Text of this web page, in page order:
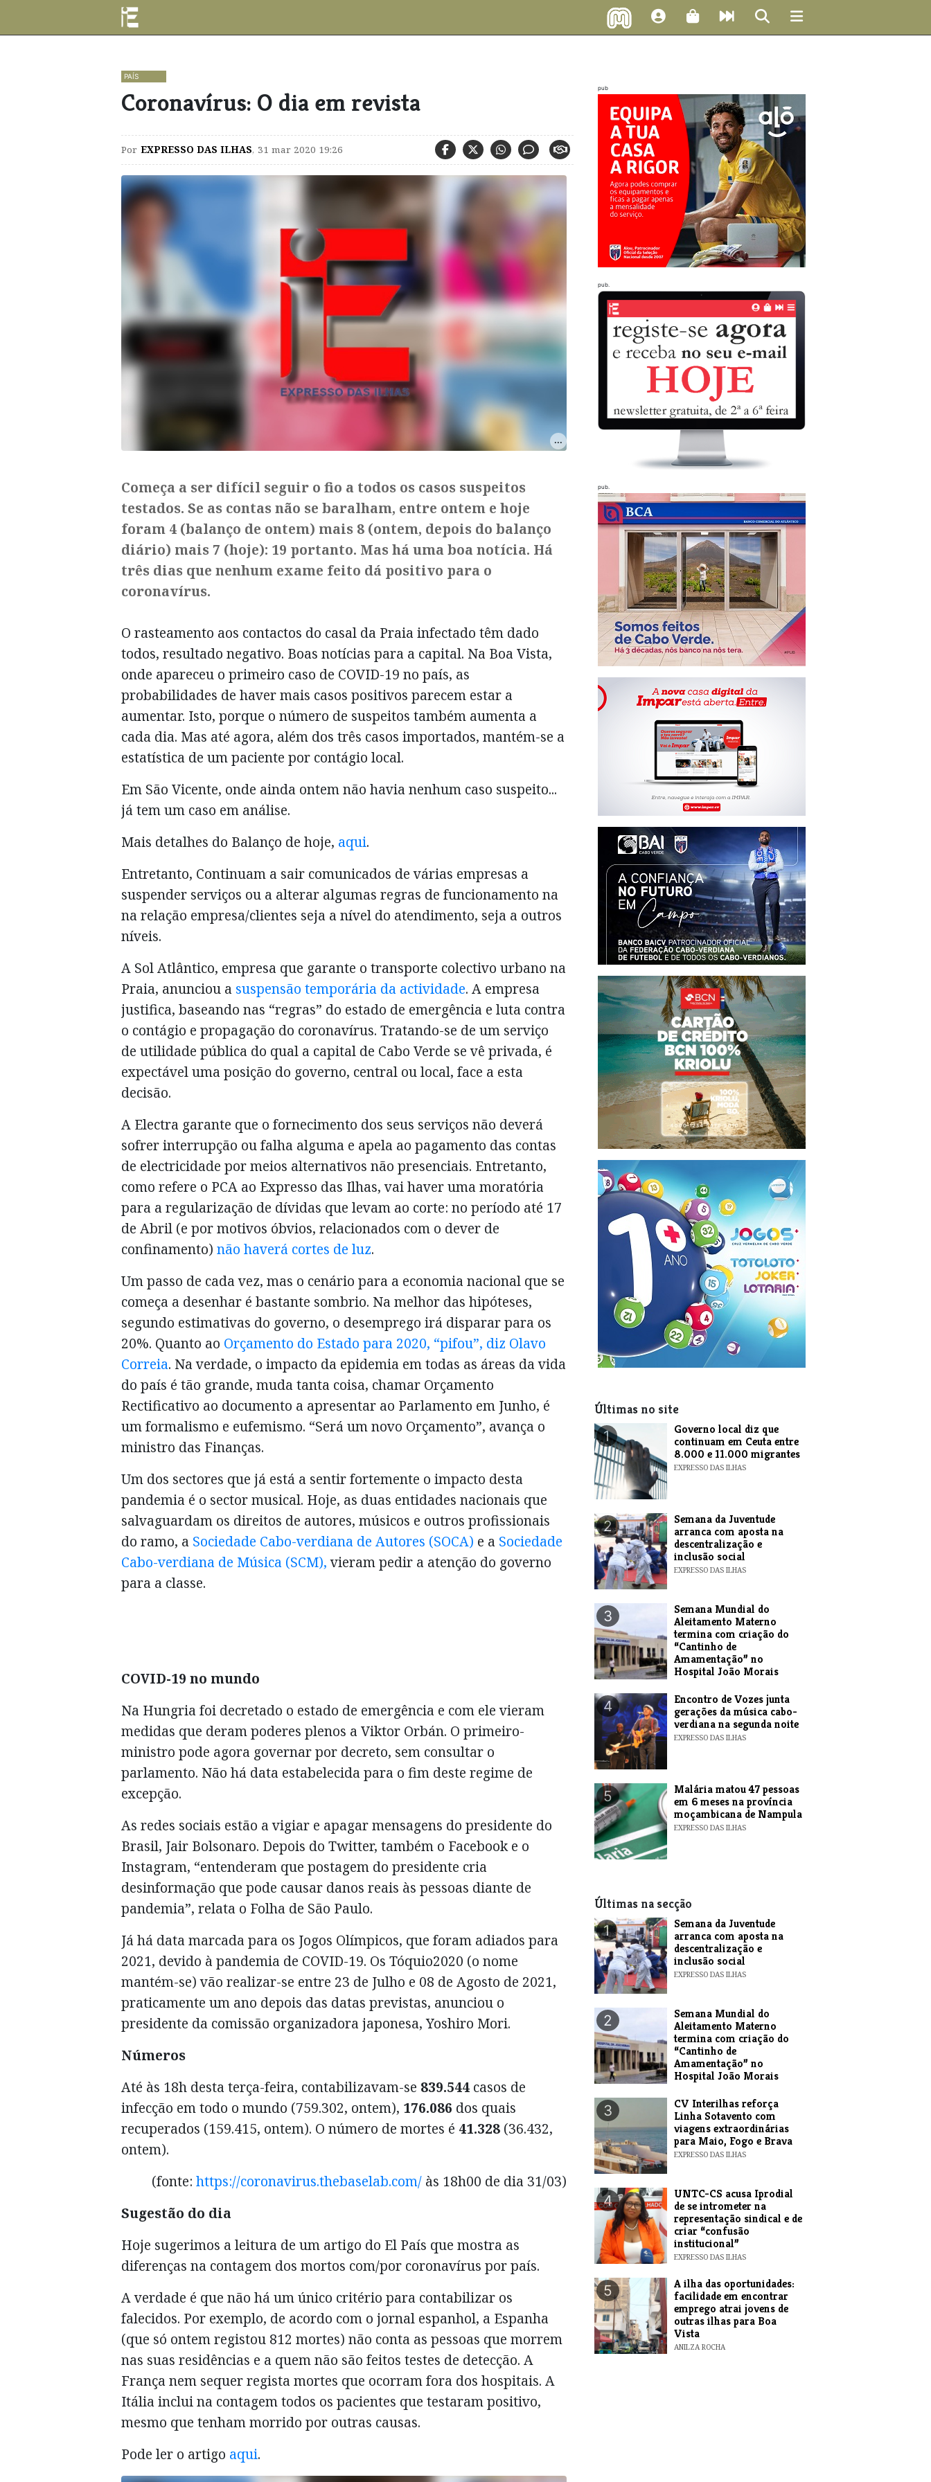
PAÍS
Coronavírus: O dia em revista
Por EXPRESSO DAS ILHAS, 31 mar 2020 19:26
Começa a ser difícil seguir o fio a todos os casos suspeitos
testados. Se as contas não se baralham, entre ontem e hoje
foram 4 (balanço de ontem) mais 8 (ontem, depois do balanço
diário) mais 7 (hoje): 19 portanto. Mas há uma boa notícia. Há
três dias que nenhum exame feito dá positivo para o
coronavírus.
O rasteamento aos contactos do casal da Praia infectado têm dado
todos, resultado negativo. Boas notícias para a capital. Na Boa Vista,
onde apareceu o primeiro caso de COVID-19 no país, as
probabilidades de haver mais casos positivos parecem estar a
aumentar. Isto, porque o número de suspeitos também aumenta a
cada dia. Mas até agora, além dos três casos importados, mantém-se a
estatística de um paciente por contágio local.
Em São Vicente, onde ainda ontem não havia nenhum caso suspeito...
já tem um caso em análise.
Mais detalhes do Balanço de hoje, aqui.
Entretanto, Continuam a sair comunicados de várias empresas a
suspender serviços ou a alterar algumas regras de funcionamento na
na relação empresa/clientes seja a nível do atendimento, seja a outros
níveis.
A Sol Atlântico, empresa que garante o transporte colectivo urbano na
Praia, anunciou a suspensão temporária da actividade. A empresa
justifica, baseando nas “regras” do estado de emergência e luta contra
o contágio e propagação do coronavírus. Tratando-se de um serviço
de utilidade pública do qual a capital de Cabo Verde se vê privada, é
expectável uma posição do governo, central ou local, face a esta
decisão.
A Electra garante que o fornecimento dos seus serviços não deverá
sofrer interrupção ou falha alguma e apela ao pagamento das contas
de electricidade por meios alternativos não presenciais. Entretanto,
como refere o PCA ao Expresso das Ilhas, vai haver uma moratória
para a regularização de dívidas que levam ao corte: no período até 17
de Abril (e por motivos óbvios, relacionados com o dever de
confinamento) não haverá cortes de luz.
Um passo de cada vez, mas o cenário para a economia nacional que se
começa a desenhar é bastante sombrio. Na melhor das hipóteses,
segundo estimativas do governo, o desemprego irá disparar para os
20%. Quanto ao Orçamento do Estado para 2020, “pifou”, diz Olavo
Correia. Na verdade, o impacto da epidemia em todas as áreas da vida
do país é tão grande, muda tanta coisa, chamar Orçamento
Rectificativo ao documento a apresentar ao Parlamento em Junho, é
um formalismo e eufemismo. “Será um novo Orçamento”, avança o
ministro das Finanças.
Um dos sectores que já está a sentir fortemente o impacto desta
pandemia é o sector musical. Hoje, as duas entidades nacionais que
salvaguardam os direitos de autores, músicos e outros profissionais
do ramo, a Sociedade Cabo-verdiana de Autores (SOCA) e a Sociedade
Cabo-verdiana de Música (SCM),vieram pedir a atenção do governo
para a classe.
COVID-19 no mundo
Na Hungria foi decretado o estado de emergência e com ele vieram
medidas que deram poderes plenos a Viktor Orbán. O primeiro-
ministro pode agora governar por decreto, sem consultar o
parlamento. Não há data estabelecida para o fim deste regime de
excepção.
As redes sociais estão a vigiar e apagar mensagens do presidente do
Brasil, Jair Bolsonaro. Depois do Twitter, também o Facebook e o
Instagram, “entenderam que postagem do presidente cria
desinformação que pode causar danos reais às pessoas diante de
pandemia”, relata o Folha de São Paulo.
Já há data marcada para os Jogos Olímpicos, que foram adiados para
2021, devido à pandemia de COVID-19. Os Tóquio2020 (o nome
mantém-se) vão realizar-se entre 23 de Julho e 08 de Agosto de 2021,
praticamente um ano depois das datas previstas, anunciou o
presidente da comissão organizadora japonesa, Yoshiro Mori.
Números
Até às 18h desta terça-feira, contabilizavam-se 839.544 casos de
infecção em todo o mundo (759.302, ontem), 176.086 dos quais
recuperados (159.415, ontem). O número de mortes é 41.328 (36.432,
ontem).
(fonte: https://coronavirus.thebaselab.com/às 18h00 de dia 31/03)
Sugestão do dia
Hoje sugerimos a leitura de um artigo do El País que mostra as
diferenças na contagem dos mortos com/por coronavírus por país.
A verdade é que não há um único critério para contabilizar os
falecidos. Por exemplo, de acordo com o jornal espanhol, a Espanha
(que só ontem registou 812 mortes) não conta as pessoas que morrem
nas suas residências e a quem não são feitos testes de detecção. A
França nem sequer regista mortes que ocorram fora dos hospitais. A
Itália inclui na contagem todos os pacientes que testaram positivo,
mesmo que tenham morrido por outras causas.
Pode ler o artigo aqui.
pub
pub.
pub.
Últimas no site
1
​Governo local diz que
continuam em Ceuta entre
8.000 e 11.000 migrantes
EXPRESSO DAS ILHAS
2
Semana da Juventude
arranca com aposta na
descentralização e
inclusão social
EXPRESSO DAS ILHAS
3
Semana Mundial do
Aleitamento Materno
termina com criação do
“Cantinho de
Amamentação” no
Hospital João Morais
4
Encontro de Vozes junta
gerações da música cabo-
verdiana na segunda noite
EXPRESSO DAS ILHAS
5
​Malária matou 47 pessoas
em 6 meses na província
moçambicana de Nampula
EXPRESSO DAS ILHAS
Últimas na secção
1
Semana da Juventude
arranca com aposta na
descentralização e
inclusão social
EXPRESSO DAS ILHAS
2
Semana Mundial do
Aleitamento Materno
termina com criação do
“Cantinho de
Amamentação” no
Hospital João Morais
3
​CV Interilhas reforça
Linha Sotavento com
viagens extraordinárias
para Maio, Fogo e Brava
EXPRESSO DAS ILHAS
4
UNTC-CS acusa Iprodial
de se intrometer na
representação sindical e de
criar “confusão
institucional”
EXPRESSO DAS ILHAS
5
A ilha das oportunidades:
facilidade em encontrar
emprego atrai jovens de
outras ilhas para Boa
Vista
ANILZA ROCHA